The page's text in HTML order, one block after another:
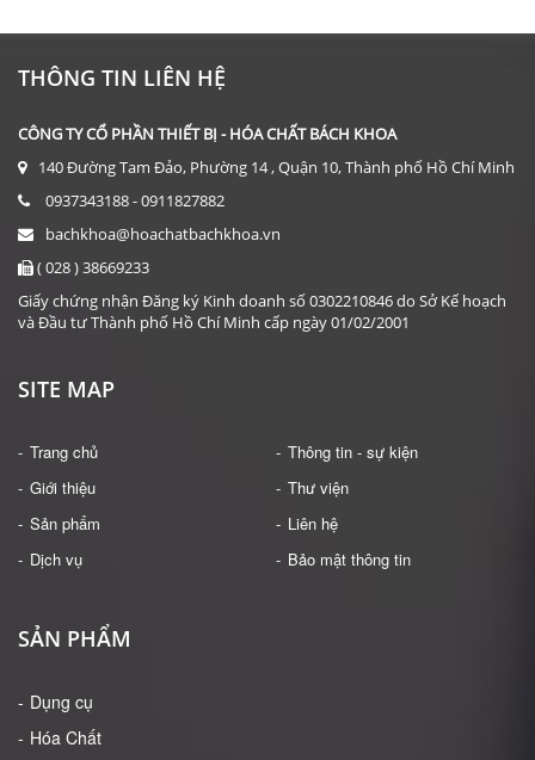
HÓA CHẤT: INDOLE-3-BUTYRIC ACID (IBA) (2-8 ĐỘ C)
Giá: Liên hệ
ĐẶT HÀNG
THÔNG TIN LIÊN HỆ
CÔNG TY CỔ PHẦN THIẾT BỊ - HÓA CHẤT BÁCH KHOA
140 Đường Tam Đảo, Phường 14 , Quận 10, Thành phố Hồ Chí Minh
0937343188 - 0911827882
bachkhoa@hoachatbachkhoa.vn
( 028 ) 38669233
Giấy chứng nhận Đăng ký Kinh doanh số 0302210846 do Sở Kế hoạch
và Đầu tư Thành phố Hồ Chí Minh cấp ngày 01/02/2001
SITE MAP
Trang chủ
Giới thiệu
Sản phẩm
Dịch vụ
Thông tin - sự kiện
Thư viện
Liên hệ
Bảo mật thông tin
SẢN PHẨM
Dụng cụ
Hóa Chất